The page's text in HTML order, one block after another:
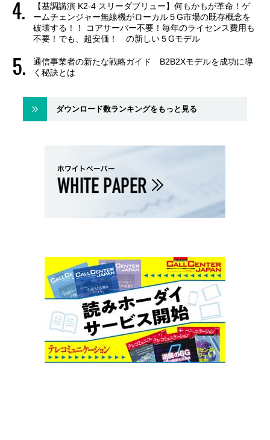
【基調講演 K2-4 スリーダブリュー】何もかもが革命！ゲ
ームチェンジャー無線機がローカル５G市場の既存概念を
破壊する！！ コアサーバー不要！毎年のライセンス費用も
不要！でも、超安価！ の新しい５Gモデル
通信事業者の新たな戦略ガイド B2B2Xモデルを成功に導
く秘訣とは
ダウンロード数ランキングをもっと見る